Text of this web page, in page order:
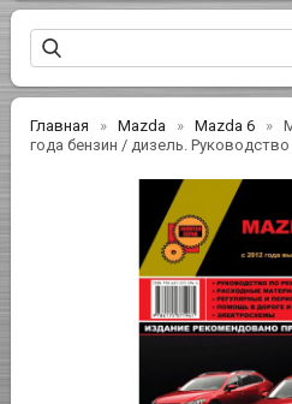
Главная Mazda Mazda 6
года бензин / дизель.